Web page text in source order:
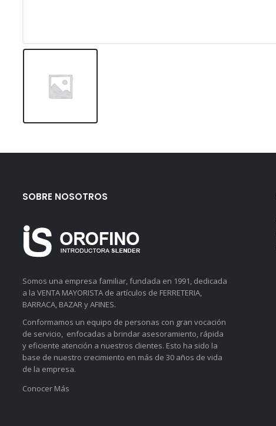
SOBRE NOSOTROS
Somos una empresa familiar, fundada en 1991, dedicada
a la VENTA MAYORISTA de artículos de FERRETERIA,
BARRACA, BAZAR y AFINES.
Conformamos un equipo de personas con gran vocación
de servicio, enfocadas a brindar asesoramiento, rápida
y eficiente atención a nuestros clientes. Esto ha sido la
base de nuestro crecimiento en más de 30 años de vida
de la empresa.
Conocer Más